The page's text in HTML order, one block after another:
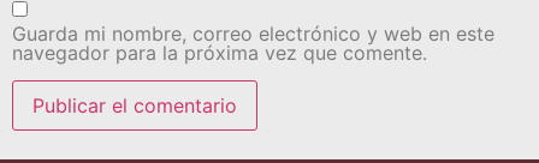
Guarda mi nombre, correo electrónico y web en este
navegador para la próxima vez que comente.